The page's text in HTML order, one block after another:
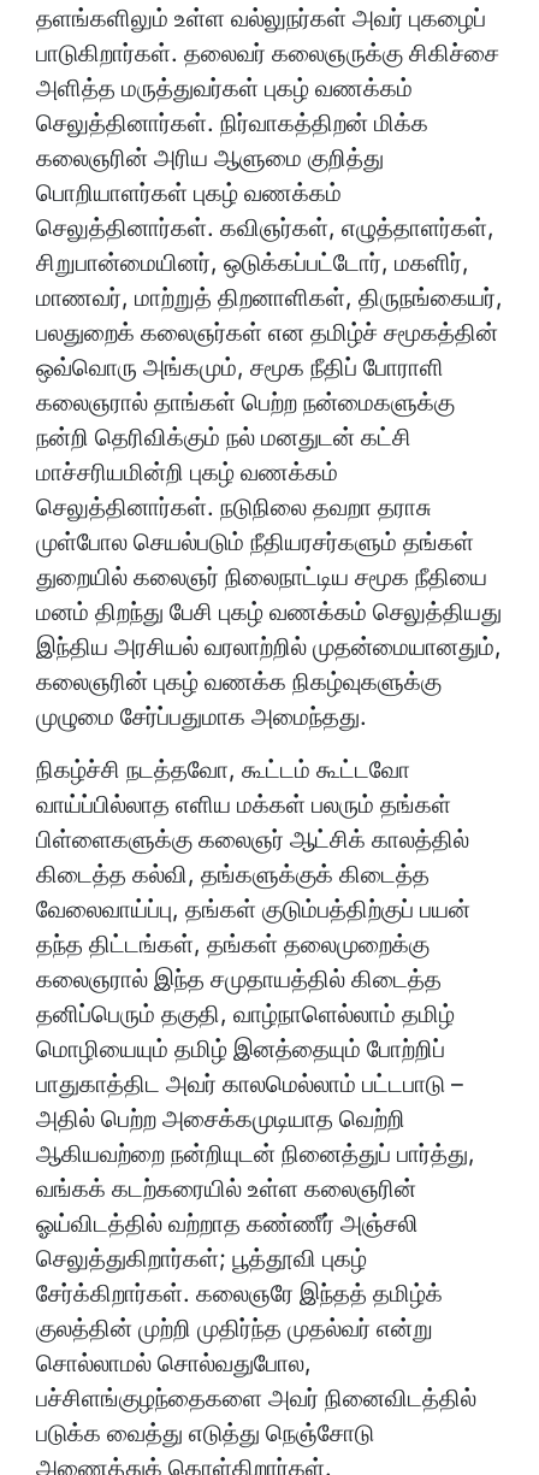
தளங்களிலும் உள்ள வல்லுநர்கள் அவர் புகழைப்
பாடுகிறார்கள். தலைவர் கலைஞருக்கு சிகிச்சை
அளித்த மருத்துவர்கள் புகழ் வணக்கம்
செலுத்தினார்கள். நிர்வாகத்திறன் மிக்க
கலைஞரின் அரிய ஆளுமை குறித்து
பொறியாளர்கள் புகழ் வணக்கம்
செலுத்தினார்கள். கவிஞர்கள், எழுத்தாளர்கள்,
சிறுபான்மையினர், ஒடுக்கப்பட்டோர், மகளிர்,
மாணவர், மாற்றுத் திறனாளிகள், திருநங்கையர்,
பலதுறைக் கலைஞர்கள் என தமிழ்ச் சமூகத்தின்
ஒவ்வொரு அங்கமும், சமூக நீதிப் போராளி
கலைஞரால் தாங்கள் பெற்ற நன்மைகளுக்கு
நன்றி தெரிவிக்கும் நல் மனதுடன் கட்சி
மாச்சரியமின்றி புகழ் வணக்கம்
செலுத்தினார்கள். நடுநிலை தவறா தராசு
முள்போல செயல்படும் நீதியரசர்களும் தங்கள்
துறையில் கலைஞர் நிலைநாட்டிய சமூக நீதியை
மனம் திறந்து பேசி புகழ் வணக்கம் செலுத்தியது
இந்திய அரசியல் வரலாற்றில் முதன்மையானதும்,
கலைஞரின் புகழ் வணக்க நிகழ்வுகளுக்கு
முழுமை சேர்ப்பதுமாக அமைந்தது.
நிகழ்ச்சி நடத்தவோ, கூட்டம் கூட்டவோ
வாய்ப்பில்லாத எளிய மக்கள் பலரும் தங்கள்
பிள்ளைகளுக்கு கலைஞர் ஆட்சிக் காலத்தில்
கிடைத்த கல்வி, தங்களுக்குக் கிடைத்த
வேலைவாய்ப்பு, தங்கள் குடும்பத்திற்குப் பயன்
தந்த திட்டங்கள், தங்கள் தலைமுறைக்கு
கலைஞரால் இந்த சமுதாயத்தில் கிடைத்த
தனிப்பெரும் தகுதி, வாழ்நாளெல்லாம் தமிழ்
மொழியையும் தமிழ் இனத்தையும் போற்றிப்
பாதுகாத்திட அவர் காலமெல்லாம் பட்டபாடு –
அதில் பெற்ற அசைக்கமுடியாத வெற்றி
ஆகியவற்றை நன்றியுடன் நினைத்துப் பார்த்து,
வங்கக் கடற்கரையில் உள்ள கலைஞரின்
ஓய்விடத்தில் வற்றாத கண்ணீர் அஞ்சலி
செலுத்துகிறார்கள்; பூத்தூவி புகழ்
சேர்க்கிறார்கள். கலைஞரே இந்தத் தமிழ்க்
குலத்தின் முற்றி முதிர்ந்த முதல்வர் என்று
சொல்லாமல் சொல்வதுபோல,
பச்சிளங்குழந்தைகளை அவர் நினைவிடத்தில்
படுக்க வைத்து எடுத்து நெஞ்சோடு
அணைத்துக் கொள்கிறார்கள்.